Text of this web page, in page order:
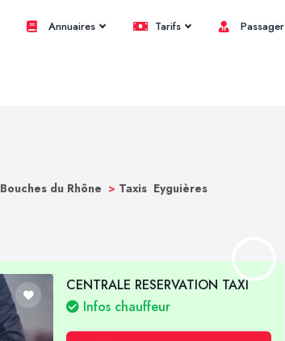
Annuaires Tarifs Passager
du Rhône > Taxis Eyguières
CENTRALE RESERVATION TAXI
Infos chauffeur